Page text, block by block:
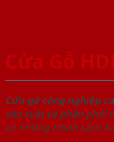
Cửa Gỗ
Cửa gỗ công nghiệp
sản xuất và phân phối
có những chính sách